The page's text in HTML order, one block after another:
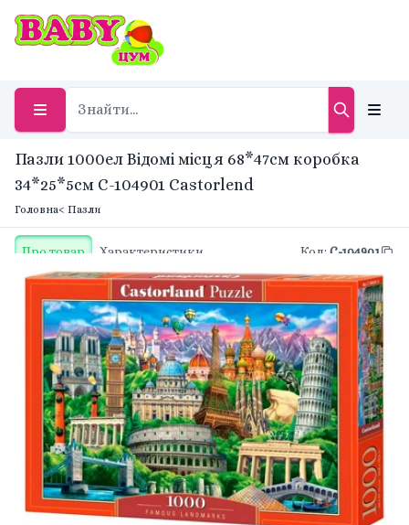
Пазли 1000ел Відомі місця 68*47см коробка
34*25*5см C-104901 Castorlend
Головна< Пазли
Про товар Характеристики Код: C-104901